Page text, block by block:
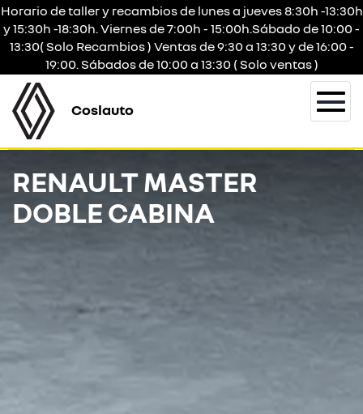
Horario de taller y recambios de lunes a jueves 8:30h -13:30h
y 15:30h -18:30h. Viernes de 7:00h - 15:00h.Sábado de 10:00 -
13:30( Solo Recambios ) Ventas de 9:30 a 13:30 y de 16:00 -
19:00. Sábados de 10:00 a 13:30 ( Solo ventas )
Coslauto
RENAULT MASTER
DOBLE CABINA